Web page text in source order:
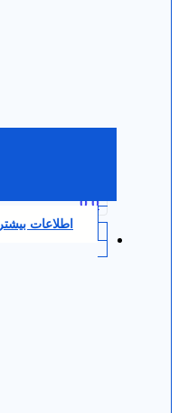
0.0
اطلاعات بیشتر